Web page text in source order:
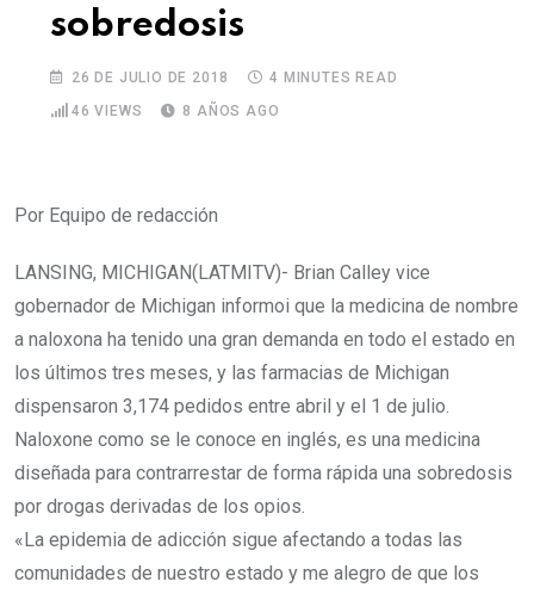
sobredosis
26 DE JULIO DE 2018
4 MINUTES READ
46 VIEWS 8 AÑOS AGO
Por Equipo de redacción
LANSING, MICHIGAN(LATMITV)- Brian Calley vice
gobernador de Michigan informoi que la medicina de nombre
a naloxona ha tenido una gran demanda en todo el estado en
los últimos tres meses, y las farmacias de Michigan
dispensaron 3,174 pedidos entre abril y el 1 de julio.
Naloxone como se le conoce en inglés, es una medicina
diseñada para contrarrestar de forma rápida una sobredosis
por drogas derivadas de los opios.
«La epidemia de adicción sigue afectando a todas las
comunidades de nuestro estado y me alegro de que los